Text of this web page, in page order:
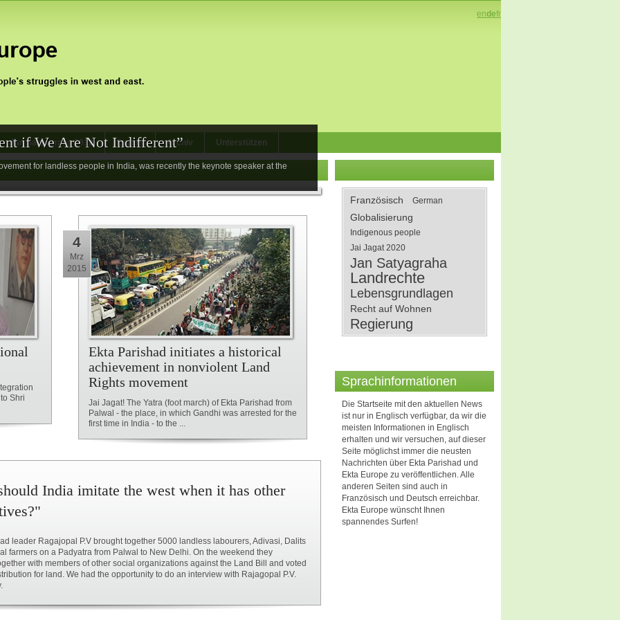
endefr
Jan Satyagraha 2012 Events Archiv Unterstützen
if We Are Not Indifferent”
for landless people in India, was recently the keynote speaker at the
Shri
Ekta Parishad initiates a historical
achievement in nonviolent Land
Rights movement
Jai Jagat! The Yatra (foot march) of Ekta Parishad from
Palwal - the place, in which Gandhi was arrested for the
first time in India - to the ...
4
Mrz
2015
India imitate the west when it has other
leader Ragajopal P.V brought together 5000 landless labourers, Adivasi, Dalits
farmers on a Padyatra from Palwal to New Delhi. On the weekend they
with members of other social organizations against the Land Bill and voted
for land. We had the opportunity to do an interview with Rajagopal P.V.
Französisch German
Globalisierung
Indigenous people
Jai Jagat 2020
Jan Satyagraha
Landrechte
Lebensgrundlagen
Recht auf Wohnen
Regierung
Sprachinformationen
Die Startseite mit den aktuellen News
ist nur in Englisch verfügbar, da wir die
meisten Informationen in Englisch
erhalten und wir versuchen, auf dieser
Seite möglichst immer die neusten
Nachrichten über Ekta Parishad und
Ekta Europe zu veröffentlichen. Alle
anderen Seiten sind auch in
Französisch und Deutsch erreichbar.
Ekta Europe wünscht Ihnen
spannendes Surfen!